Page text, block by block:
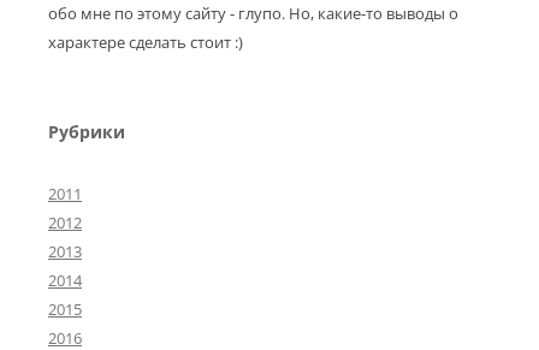
обо мне по этому сайту - глупо. Но, какие-то выводы о
характере сделать стоит :)
Рубрики
2011
2012
2013
2014
2015
2016